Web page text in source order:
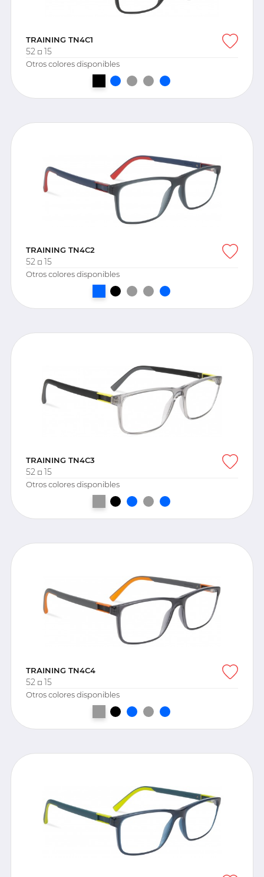
TRAINING TN4C1
52 15
Otros colores disponibles
TRAINING TN4C2
52 15
Otros colores disponibles
TRAINING TN4C3
52 15
Otros colores disponibles
TRAINING TN4C4
52 15
Otros colores disponibles